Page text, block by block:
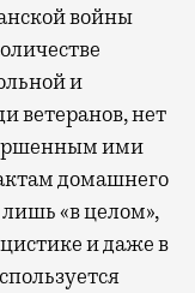
войны
и
ветеранов, нет
ими
домашнего
«в целом»,
и даже в